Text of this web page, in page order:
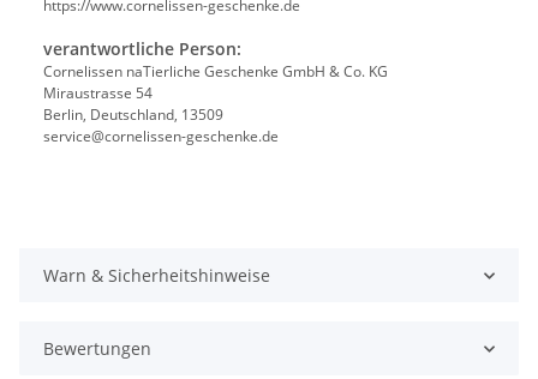
https://www.cornelissen-geschenke.de
verantwortliche Person:
Cornelissen naTierliche Geschenke GmbH & Co. KG
Miraustrasse 54
Berlin, Deutschland, 13509
service@cornelissen-geschenke.de
Warn & Sicherheitshinweise
Bewertungen